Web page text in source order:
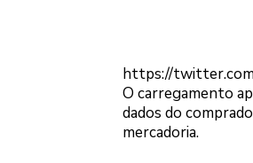
https://
O carregamento
dados do
mercadoria.